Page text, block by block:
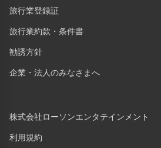
旅行業登録証
旅行業約款・条件書
勧誘方針
企業・法人のみなさまへ
株式会社ローソンエンタテインメント
利用規約